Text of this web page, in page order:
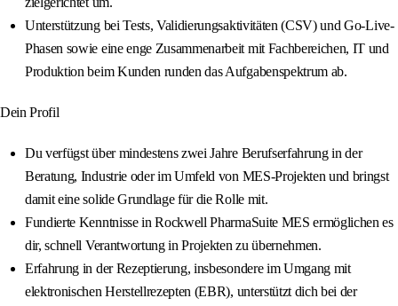
Unterstützung bei Tests, Validierungsaktivitäten (CSV) und Go-Live-
Phasen sowie eine enge Zusammenarbeit mit Fachbereichen, IT und
Produktion beim Kunden runden das Aufgabenspektrum ab.
Dein Profil
Du verfügst über mindestens zwei Jahre Berufserfahrung in der
Beratung, Industrie oder im Umfeld von MES-Projekten und bringst
damit eine solide Grundlage für die Rolle mit.
Fundierte Kenntnisse in Rockwell PharmaSuite MES ermöglichen es
dir, schnell Verantwortung in Projekten zu übernehmen.
Erfahrung in der Rezeptierung, insbesondere im Umgang mit
elektronischen Herstellrezepten (EBR), unterstützt dich bei der